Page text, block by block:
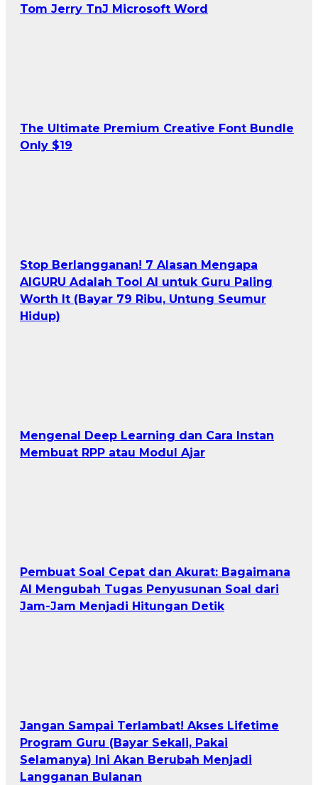
Tom Jerry TnJ Microsoft Word
The Ultimate Premium Creative Font Bundle
Only $19
Stop Berlangganan! 7 Alasan Mengapa
AIGURU Adalah Tool AI untuk Guru Paling
Worth It (Bayar 79 Ribu, Untung Seumur
Hidup)
Mengenal Deep Learning dan Cara Instan
Membuat RPP atau Modul Ajar
Pembuat Soal Cepat dan Akurat: Bagaimana
AI Mengubah Tugas Penyusunan Soal dari
Jam-Jam Menjadi Hitungan Detik
Jangan Sampai Terlambat! Akses Lifetime
Program Guru (Bayar Sekali, Pakai
Selamanya) Ini Akan Berubah Menjadi
Langganan Bulanan